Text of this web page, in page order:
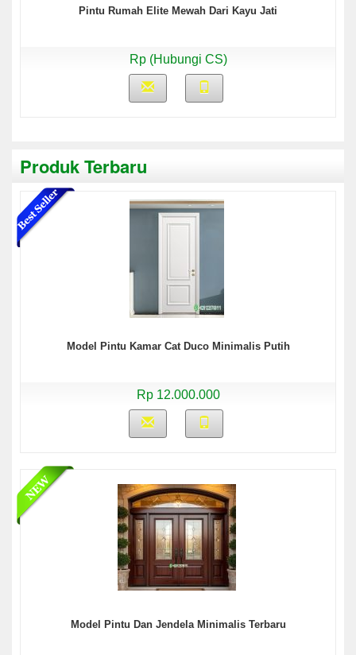
Pintu Rumah Elite Mewah Dari Kayu Jati
Rp (Hubungi CS)
Produk Terbaru
Model Pintu Kamar Cat Duco Minimalis Putih
Rp 12.000.000
Model Pintu Dan Jendela Minimalis Terbaru